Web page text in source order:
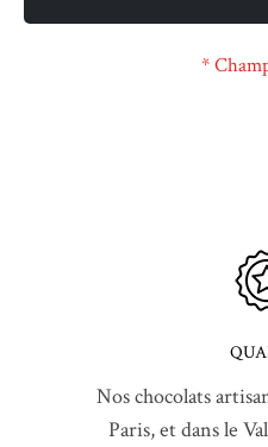
Nos chocolats
Paris, et dans le